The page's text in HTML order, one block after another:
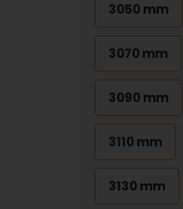
3050 mm
3070 mm
3090 mm
3110 mm
3130 mm